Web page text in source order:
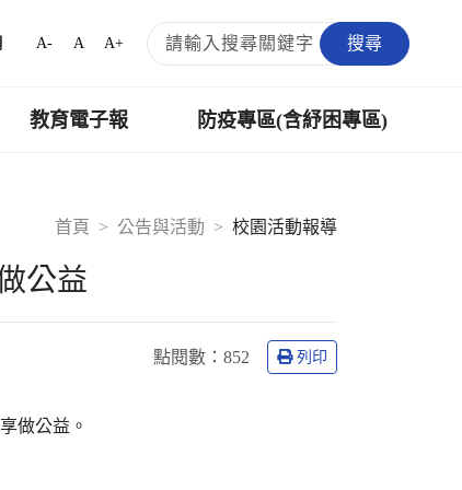
A- A A+ 搜尋
教育電子報 防疫專區(含紓困專區)
首頁
公告與活動 校園活動報導
公益
點閱數： 852 列印
做公益。